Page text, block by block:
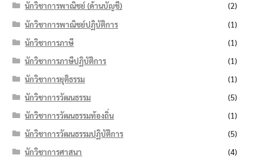
นักวิชาการพาณิชย์ (ด้านบัญชี)
(2)
นักวิชาการพาณิชย์ปฏิบัติการ
(1)
นักวิชาการภาษี
(1)
นักวิชาการภาษีปฏิบัติการ
(1)
นักวิชาการยุติธรรม
(1)
นักวิชาการวัฒนธรรม
(5)
นักวิชาการวัฒนธรรมท้องถิ่น
(1)
นักวิชาการวัฒนธรรมปฏิบัติการ
(5)
นักวิชาการศาสนา
(4)